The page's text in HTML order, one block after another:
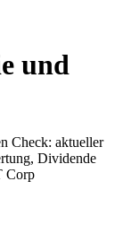
und
Check: aktueller
Dividende
Corp